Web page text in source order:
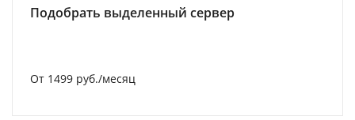
Подобрать выделенный сервер
От 1499 руб./месяц